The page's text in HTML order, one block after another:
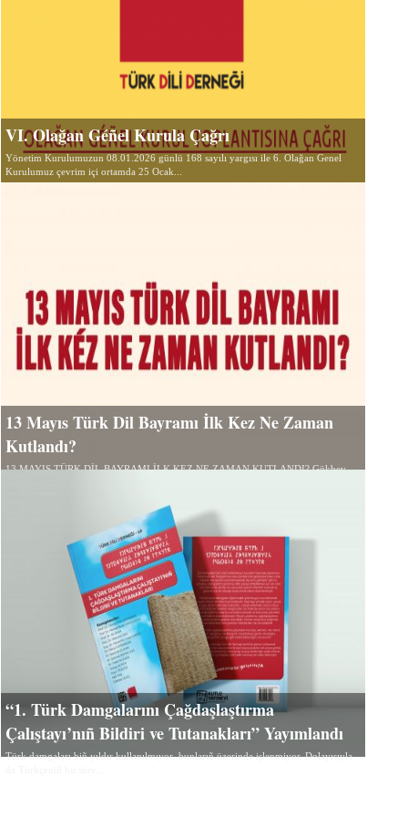
VI. Olağan Géñel Kurula Çağrı
Yönetim Kurulumuzun 08.01.2026 günlü 168 sayılı yargısı ile 6. Olağan Genel
Kurulumuz çevrim içi ortamda 25 Ocak...
13 Mayıs Türk Dil Bayramı İlk Kez Ne Zaman
Kutlandı?
13 MAYIS TÜRK DİL BAYRAMI İLK KEZ NE ZAMAN KUTLANDI? Gökbey
“1. Türk Damgalarını Çağdaşlaştırma
Çalıştayı’nıñ Bildiri ve Tutanakları” Yayımlandı
Türk damgaları biñ yıldır kullanılmıyor, bunlarıñ üzerinde işlenmiyor. Dolayısıyla